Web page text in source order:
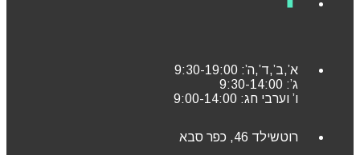
א’,ב’,ד’,ה’: 9:30-19:00
ג’: 9:30-14:00
ו’ וערבי חג: 9:00-14:00
רוטשילד 46, כפר סבא